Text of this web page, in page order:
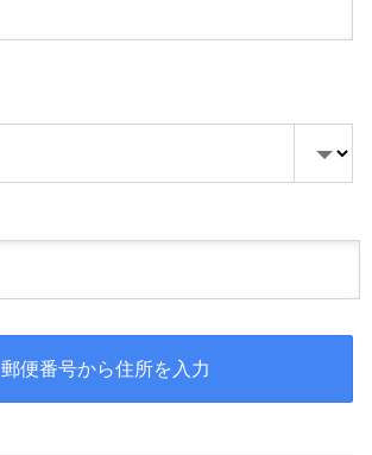
郵便番号から住所を入力